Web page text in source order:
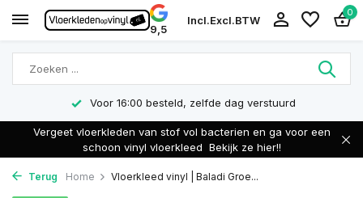
9,5
Incl.Excl.BTW
0
Voor 16:00 besteld, zelfde dag verstuurd
Vergeet vloerkleden van stof vol bacterien en ga voor een
schoon vinyl vloerkleed Bekijk ze hier!!
Terug Home Vloerkleed vinyl | Baladi Groe...